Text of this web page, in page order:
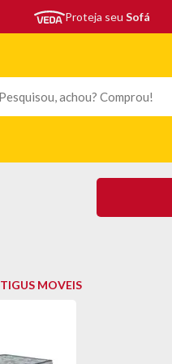
Proteja seu Sofá
TIGUS MOVEIS